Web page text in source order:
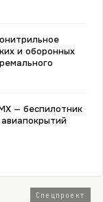
и оборонных
— беспилотник
Спецпроект